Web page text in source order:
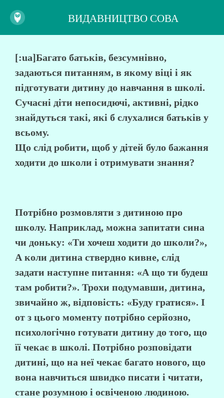
ВИДАВНИЦТВО СОВА
[:ua]Багато батьків, безсумнівно,
задаються питанням, в якому віці і як
підготувати дитину до навчання в школі.
Сучасні діти непосидючі, активні, рідко
знайдуться такі, які б слухалися батьків у
всьому.
Що слід робити, щоб у дітей було бажання
ходити до школи і отримувати знання?
Потрібно розмовляти з дитиною про
школу. Наприклад, можна запитати сина
чи доньку: «Ти хочеш ходити до школи?»,
А коли дитина ствердно кивне, слід
задати наступне питання: «А що ти будеш
там робити?». Трохи подумавши, дитина,
звичайно ж, відповість: «Буду гратися». І
от з цього моменту потрібно серйозно,
психологічно готувати дитину до того, що
її чекає в школі. Потрібно розповідати
дитині, що на неї чекає багато нового, що
вона навчиться швидко писати і читати,
стане розумною і освіченою людиною.